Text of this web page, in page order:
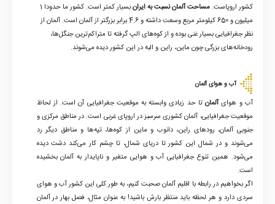
کشور اروپاست.مساحت آلمان نسبت به ایران
بسیار کمتر است. کشور ما حدودا 1
میلیون و 650 کیلومتر مربع وسعت داشته و 4.6 برابر بزرگتر از آلمان است. آلمان از
نظر جغرافیایی بسیار غنی بوده و از کوه‌های الپ گرفته تا متراکم‌ترین جنگل‌ها،
رودخانه‌های بزرگی چون ماین، راین و البه در این کشور دیده می‌شوند.
آب و هوای آلمان
آب و هوایآلمانتا حد زیادی وابسته به موقعیت جغرافیایی آن است. از لحاظ
موقعیت جغرافیایی، آلمان کشوری سرسبز در اروپای غربی است. در مناطق مرکزی و
جنوبی آلمان، رودهای راین، دانوب و ماین از کوه‌ها، تپه‌ها و مناطق دیگر رد
می‌شوند و در شمال این کشور تا دریای شمال، تا چشم کار می‌کند دشت دیده
می‌شود. همین تنوع جغرافیایی آب و هوایی متغیر و ناپایدار به آلمان بخشیده
است.
اگر بخواهیم در رابطه با اقلیم آلمان صحبت کنیم، به طور کلی این کشور آب و هوای
سردی دارد و هر لحظه باید منتظر بارش باشید! به عنوان مثال، فصل بهار در آلمان